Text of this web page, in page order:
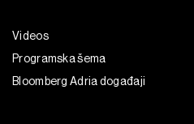
Videos
Programska šema
Bloomberg Adria događaji